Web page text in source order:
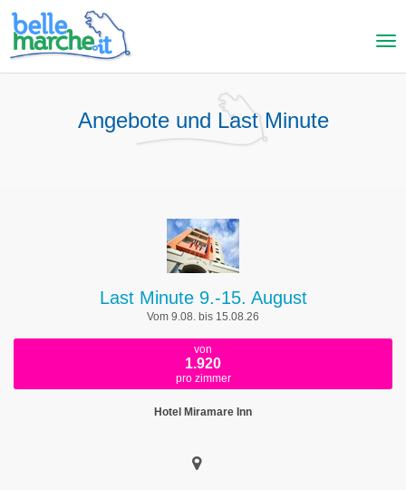
Angebote und Last Minute
Last Minute 9.-15. August
Vom 9.08. bis 15.08.26
von
1.920
pro zimmer
Hotel Miramare Inn